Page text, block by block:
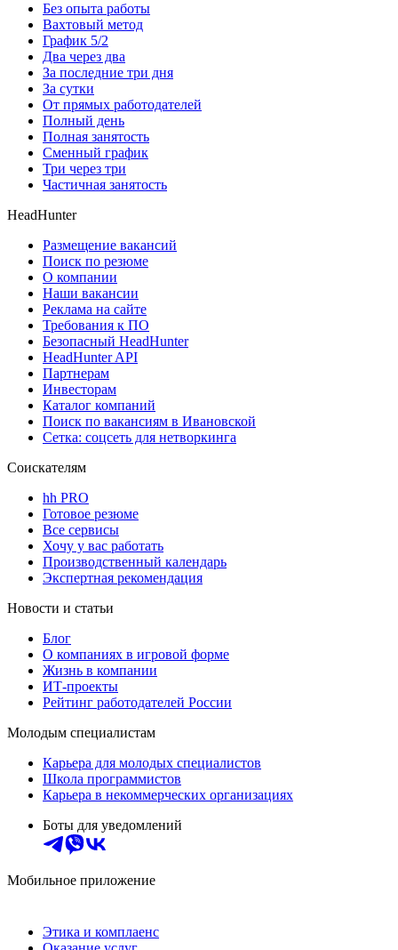
Без опыта работы
Вахтовый метод
График 5/2
Два через два
За последние три дня
За сутки
От прямых работодателей
Полный день
Полная занятость
Сменный график
Три через три
Частичная занятость
HeadHunter
Размещение вакансий
Поиск по резюме
О компании
Наши вакансии
Реклама на сайте
Требования к ПО
Безопасный HeadHunter
HeadHunter API
Партнерам
Инвесторам
Каталог компаний
Поиск по вакансиям в Ивановской
Сетка: соцсеть для нетворкинга
Соискателям
hh PRO
Готовое резюме
Все сервисы
Хочу у вас работать
Производственный календарь
Экспертная рекомендация
Новости и статьи
Блог
О компаниях в игровой форме
Жизнь в компании
ИТ-проекты
Рейтинг работодателей России
Молодым специалистам
Карьера для молодых специалистов
Школа программистов
Карьера в некоммерческих организациях
Боты для уведомлений
Мобильное приложение
Этика и комплаенс